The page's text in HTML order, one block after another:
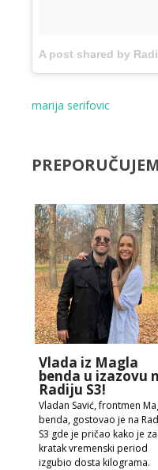
A post shared by
marija serifovic
Vlada iz Magla
benda u izazovu
Radiju S3!
Vladan Savić, frontmen
benda, gostovao je na
S3 gde je pričao kako je za
kratak vremenski period
izgubio dosta kilograma.